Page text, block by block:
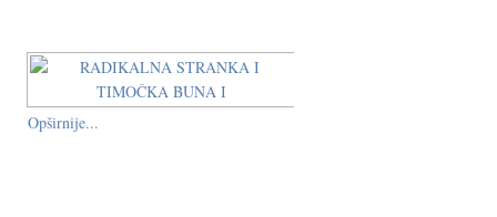
Opširnije...